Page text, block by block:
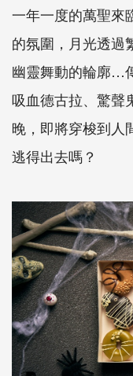
一年一度的萬聖來
的氛圍，月光透過
幽靈舞動的輪廓…
吸血德古拉、驚聲
晚，即將穿梭到人
逃得出去嗎？